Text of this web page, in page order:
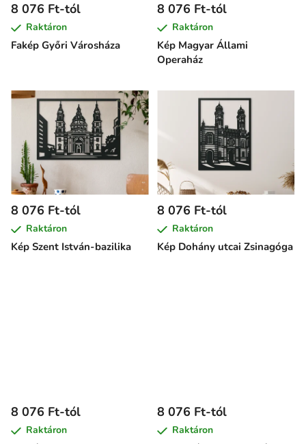
Fakép Győri Városháza
8 076 Ft-tól
Raktáron
Kép Magyar Állami
Operaház
8 076 Ft-tól
Raktáron
Kép Szent István-bazilika
8 076 Ft-tól
Raktáron
Kép Dohány utcai Zsinagóga
8 076 Ft-tól
Raktáron
8 076 Ft-tól
Raktáron
8 076 Ft-tól
Raktáron